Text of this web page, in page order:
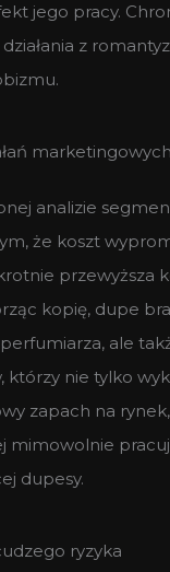
jego pracy.
z
marketingowych
analizie
że koszt
przewyższa
kopię, dupe
ale
którzy nie tylko
zapach na
mimowolnie
dupesy.
ryzyka